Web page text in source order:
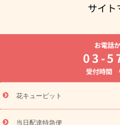
サイト
よく贈られる花
お祝い
8月の誕生花(トルコキキョ
お供え・お悔やみ
通夜・
ーブドフラワー
季節のイ
特集
お盆 花（新盆・初盆）
盆・初盆）
お盆 花（新盆
お電話
03-
受付時間
花キューピット
当日配達特急便